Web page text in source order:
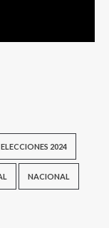
ELECCIONES 2024
NACIONAL